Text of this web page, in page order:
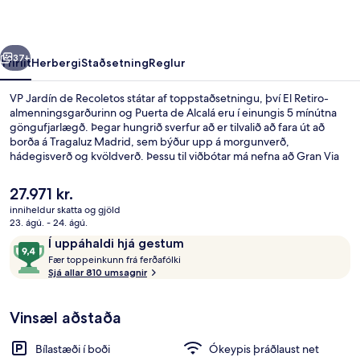
Næsta
37+
YfirlitHerbergiStaðsetningReglur
VP Jardín de Recoletos státar af toppstaðsetningu, því El Retiro-
almenningsgarðurinn og Puerta de Alcalá eru í einungis 5 mínútna
göngufjarlægð. Þegar hungrið sverfur að er tilvalið að fara út að
borða á Tragaluz Madrid, sem býður upp á morgunverð,
hádegisverð og kvöldverð. Þessu til viðbótar má nefna að Gran Via
gestir hafa sagt að meðal helstu kosta gististaðarins sé hjálpsamt
starfsfólk. Það er ekki langt að fara til að komast í
almenningssamgöngur: Retiro lestarstöðin er í 5 mínútna
göngufjarlægð og Colon lestarstöðin í 6 mínútna.
Núverandi
verð
er
27.971 kr.
27.971 kr.
inniheldur skatta og gjöld
23. ágú. - 24. ágú.
UmsagnirÍ uppáhaldi hjá gestum
9,4
af
10,
uppáhaldi
hjá
gestum
Fær toppeinkunn frá ferðafólki
p
Sjá allar 810 umsagnir
Vinsæl aðstaða
Bílastæði í boði
Ókeypis þráðlaust net